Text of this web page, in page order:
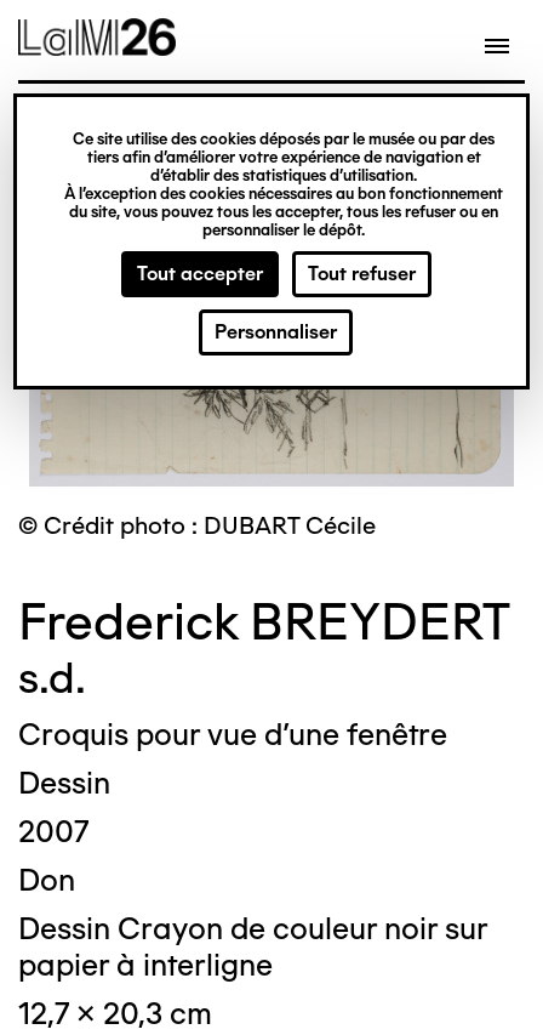
Gestion des cookies
Ce site utilise des cookies déposés par le musée ou par des
tiers afin d’améliorer votre expérience de navigation et
d’établir des statistiques d’utilisation.
À l’exception des cookies nécessaires au bon fonctionnement
du site, vous pouvez tous les accepter, tous les refuser ou en
personnaliser le dépôt.
Tout accepter Tout refuser
Personnaliser
contenu
© Crédit photo : DUBART Cécile
Frederick BREYDERT
s.d.
Croquis pour vue d'une fenêtre
Dessin
2007
Don
Dessin Crayon de couleur noir sur
papier à interligne
12,7 x 20,3 cm